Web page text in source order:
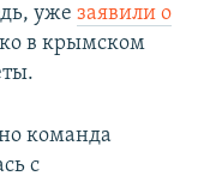
уже заявили о
в крымском
команда
с